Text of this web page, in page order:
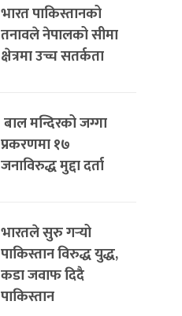
भारत पाकिस्तानको
तनावले नेपालको सीमा
क्षेत्रमा उच्च सतर्कता
बाल मन्दिरको जग्गा
प्रकरणमा १७
जनाविरुद्ध मुद्दा दर्ता
भारतले सुरु गर्‍यो
पाकिस्तान विरुद्ध युद्ध,
कडा जवाफ दिदै
पाकिस्तान